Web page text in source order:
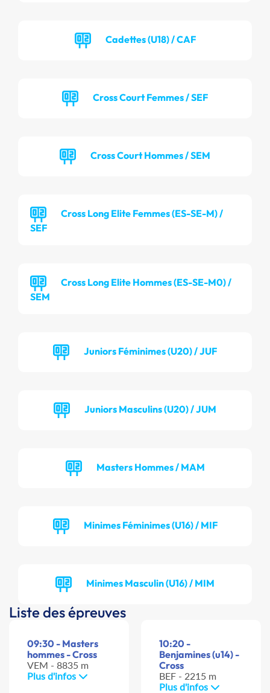
Cadettes (U18) / CAF
Cross Court Femmes / SEF
Cross Court Hommes / SEM
Cross Long Elite Femmes (ES-SE-M) /
SEF
Cross Long Elite Hommes (ES-SE-M0) /
SEM
Juniors Féminimes (U20) / JUF
Juniors Masculins (U20) / JUM
Masters Hommes / MAM
Minimes Féminimes (U16) / MIF
Minimes Masculin (U16) / MIM
Liste des épreuves
09:30 - Masters
hommes - Cross
VEM - 8835 m
Plus d'infos
10:20 -
Benjamines (u14) -
Cross
BEF - 2215 m
Plus d'infos